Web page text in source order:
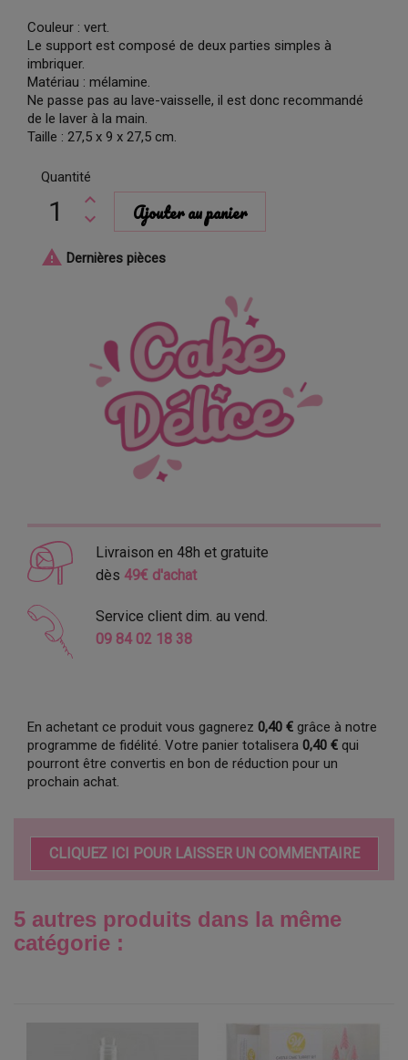
Couleur : vert.
Le support est composé de deux parties simples à
imbriquer.
Matériau : mélamine.
Ne passe pas au lave-vaisselle, il est donc recommandé
de le laver à la main.
Taille : 27,5 x 9 x 27,5 cm.
Quantité
Ajouter au panier
 Dernières pièces
Livraison en 48h et gratuite
dès 49€ d'achat
Service client dim. au vend.
09 84 02 18 38
En achetant ce produit vous gagnerez 0,40 € grâce à notre
programme de fidélité. Votre panier totalisera 0,40 € qui
pourront être convertis en bon de réduction pour un
prochain achat.
CLIQUEZ ICI POUR LAISSER UN COMMENTAIRE
5 autres produits dans la même
catégorie :